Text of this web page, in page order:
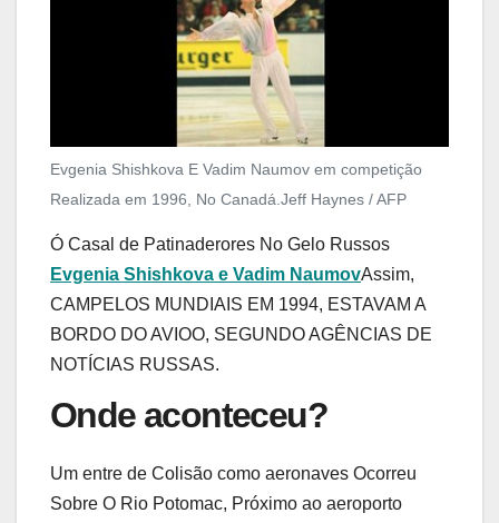
Evgenia Shishkova E Vadim Naumov em competição
Realizada em 1996, No Canadá. Jeff Haynes / AFP
Ó Casal de Patinaderores No Gelo Russos
Evgenia Shishkova e Vadim NaumovAssim,
CAMPELOS MUNDIAIS EM 1994, ESTAVAM A
BORDO DO AVIOO, SEGUNDO AGÊNCIAS DE
NOTÍCIAS RUSSAS.
Onde aconteceu?
Um entre de Colisão como aeronaves Ocorreu
Sobre O Rio Potomac, Próximo ao aeroporto